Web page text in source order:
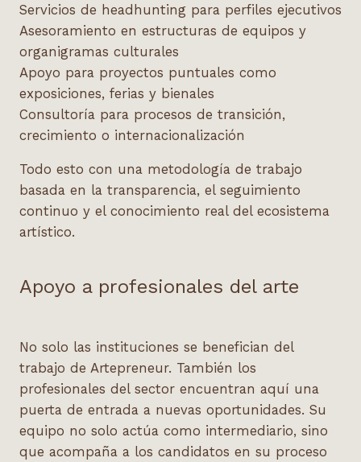
Servicios de headhunting para perfiles ejecutivos
Asesoramiento en estructuras de equipos y
organigramas culturales
Apoyo para proyectos puntuales como
exposiciones, ferias y bienales
Consultoría para procesos de transición,
crecimiento o internacionalización
Todo esto con una metodología de trabajo
basada en la transparencia, el seguimiento
continuo y el conocimiento real del ecosistema
artístico.
Apoyo a profesionales del arte
No solo las instituciones se benefician del
trabajo de Artepreneur. También los
profesionales del sector encuentran aquí una
puerta de entrada a nuevas oportunidades. Su
equipo no solo actúa como intermediario, sino
que acompaña a los candidatos en su proceso